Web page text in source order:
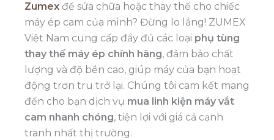
Zumex để sửa chữa hoặc thay thế cho chiếc
máy ép cam của mình? Đừng lo lắng! ZUMEX
Việt Nam cung cấp đầy đủ các loại phụ tùng
thay thế máy ép chính hãng, đảm bảo chất
lượng và độ bền cao, giúp máy của bạn hoạt
động trơn tru trở lại. Chúng tôi cam kết mang
đến cho bạn dịch vụ mua linh kiện máy vắt
cam nhanh chóng, tiện lợi với giá cả cạnh
tranh nhất thị trường.